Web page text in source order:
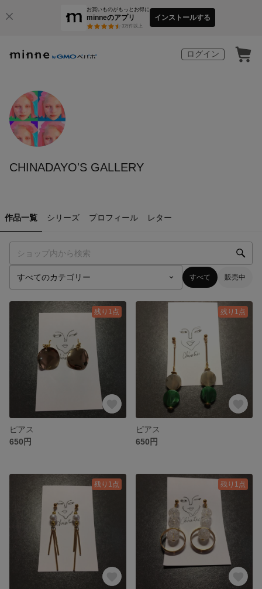
お買いものがもっとお得に
minneのアプリ
3万件以上
インストールする
ログイン
CHINADAYO'S GALLERY
作品一覧 シリーズ プロフィール レター
すべて 販売中
残り1点
ピアス
650円
残り1点
ピアス
650円
残り1点 残り1点